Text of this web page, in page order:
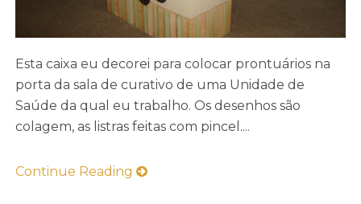
Esta caixa eu decorei para colocar prontuários na
porta da sala de curativo de uma Unidade de
Saúde da qual eu trabalho. Os desenhos são
colagem, as listras feitas com pincel....
Continue Reading